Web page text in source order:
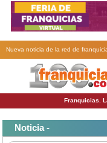
Nueva noticia de la red de
Franquicias.
Noticia -